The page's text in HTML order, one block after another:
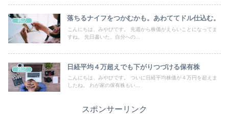
雑記 落ちるナイフをつかむかも。あわててドル仕込む。
こんにちは、みやびです。 先週から株価がえらいことになってま
すね。 先日書いた、自分への...
雑記 日経平均４万超えでも下がりつづける保有株
こんにちは、みやびです。 ついに日経平均株価が４万円を超えま
したね。 わが家の保有株もい...
スポンサーリンク